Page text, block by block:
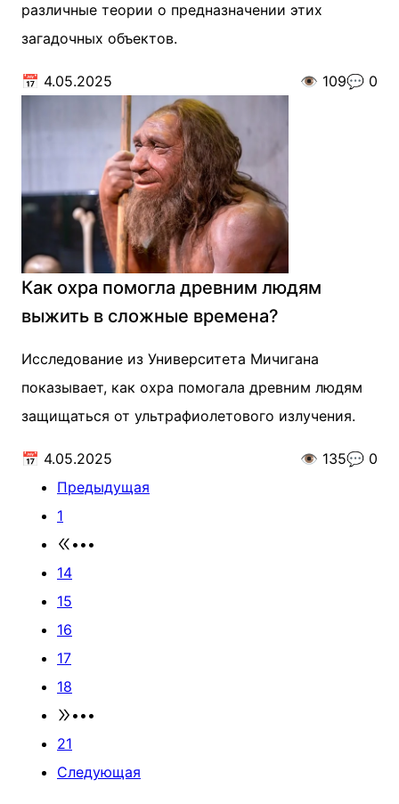
различные теории о предназначении этих
загадочных объектов.
📅 4.05.2025 👁️ 109💬 0
Как охра помогла древним людям
выжить в сложные времена?
Исследование из Университета Мичигана
показывает, как охра помогала древним людям
защищаться от ультрафиолетового излучения.
📅 4.05.2025 👁️ 135💬 0
Предыдущая
1
•••
14
15
16
17
18
•••
21
Следующая